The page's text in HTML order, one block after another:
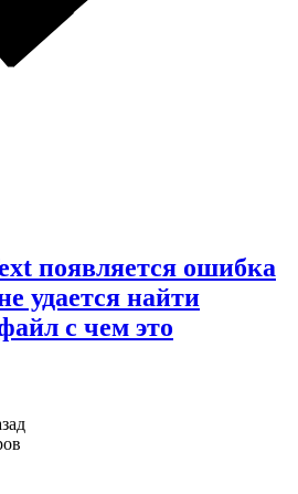
появляется ошибка
удается найти
с чем это